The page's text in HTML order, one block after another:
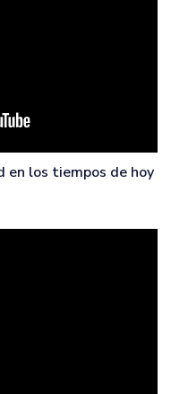
los tiempos de hoy